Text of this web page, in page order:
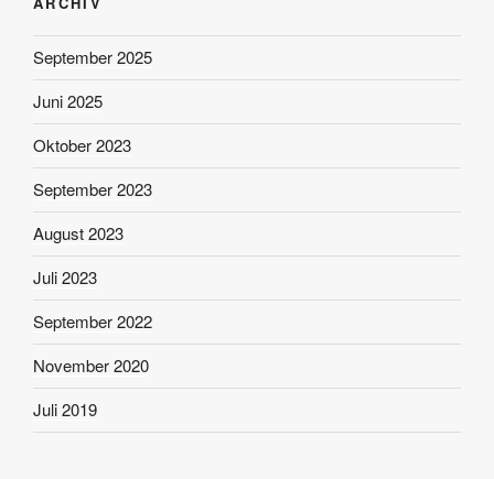
September 2025
Juni 2025
Oktober 2023
September 2023
August 2023
Juli 2023
September 2022
November 2020
Juli 2019